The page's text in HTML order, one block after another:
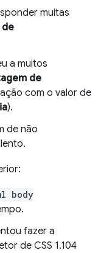
muitas
a muitos
de
com o valor de
).
de não
body
fazer a
de CSS 1.104